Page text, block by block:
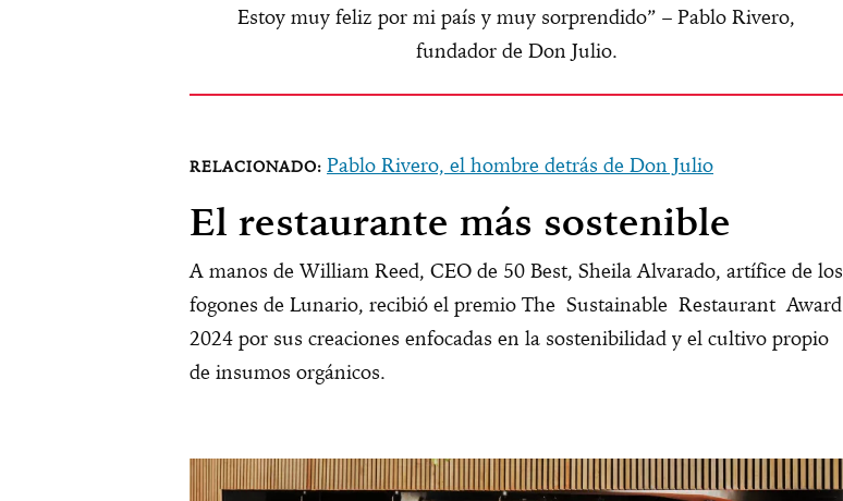
Estoy muy feliz por mi país y muy sorprendido” – Pablo Rivero,
fundador de Don Julio.
Pablo Rivero, el hombre detrás de Don Julio
El restaurante más sostenible
A manos de William Reed, CEO de 50 Best, Sheila Alvarado, artífice de los
fogones de Lunario, recibió el premio The Sustainable Restaurant Award
2024 por sus creaciones enfocadas en la sostenibilidad y el cultivo propio
de insumos orgánicos.